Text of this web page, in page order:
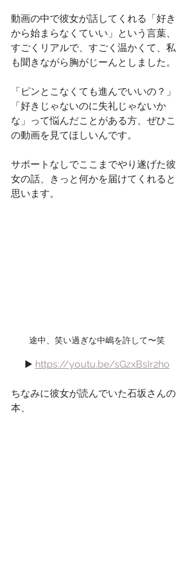
動画の中で彼女が話してくれる「好き
から始まらなくていい」という言葉、
すごくリアルで、すごく温かくて、私
も聞きながら胸がじーんとしました。
「ピンとこなくても進んでいいの？」
「好きじゃないのに失礼じゃないか
な」って悩んだことがある方、ぜひこ
の動画を見てほしいんです。
サポートなしでここまでやり遂げた彼
女の話、きっと何かを届けてくれると
思います。
途中、笑い過ぎな中嶋を許して〜笑
▶️ https://youtu.be/sGzxBsIr2ho
ちなみに彼女が読んでいた石坂さんの
本、